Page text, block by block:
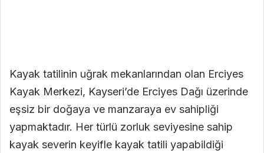
Kayak tatilinin uğrak mekanlarından olan Erciyes
Kayak Merkezi, Kayseri’de Erciyes Dağı üzerinde
eşsiz bir doğaya ve manzaraya ev sahipliği
yapmaktadır. Her türlü zorluk seviyesine sahip
kayak severin keyifle kayak tatili yapabildiği